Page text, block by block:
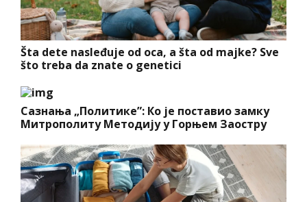
Šta dete nasleđuje od oca, a šta od majke? Sve
što treba da znate o genetici
Сазнања „Политике”: Ко је поставио замку
Митрополиту Методију у Горњем Заостру